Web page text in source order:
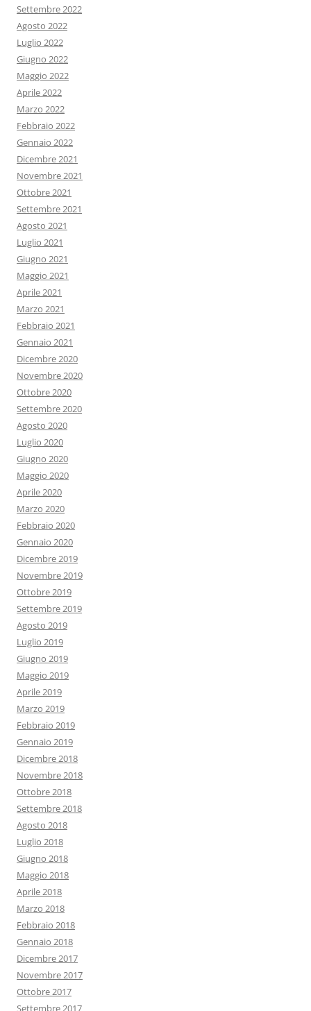
Settembre 2022
Agosto 2022
Luglio 2022
Giugno 2022
Maggio 2022
Aprile 2022
Marzo 2022
Febbraio 2022
Gennaio 2022
Dicembre 2021
Novembre 2021
Ottobre 2021
Settembre 2021
Agosto 2021
Luglio 2021
Giugno 2021
Maggio 2021
Aprile 2021
Marzo 2021
Febbraio 2021
Gennaio 2021
Dicembre 2020
Novembre 2020
Ottobre 2020
Settembre 2020
Agosto 2020
Luglio 2020
Giugno 2020
Maggio 2020
Aprile 2020
Marzo 2020
Febbraio 2020
Gennaio 2020
Dicembre 2019
Novembre 2019
Ottobre 2019
Settembre 2019
Agosto 2019
Luglio 2019
Giugno 2019
Maggio 2019
Aprile 2019
Marzo 2019
Febbraio 2019
Gennaio 2019
Dicembre 2018
Novembre 2018
Ottobre 2018
Settembre 2018
Agosto 2018
Luglio 2018
Giugno 2018
Maggio 2018
Aprile 2018
Marzo 2018
Febbraio 2018
Gennaio 2018
Dicembre 2017
Novembre 2017
Ottobre 2017